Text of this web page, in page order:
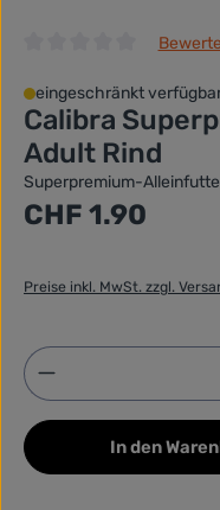
eingeschränkt
Calibra
Adult Rind
Superpremium-
Regulärer Preis:
CHF 1.90
Preise inkl. MwSt. zzgl.
Produkt Anzahl:
In den